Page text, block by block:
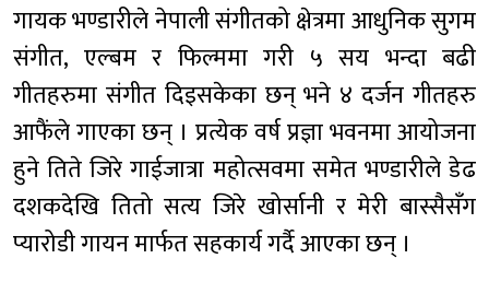
गायक भण्डारीले नेपाली संगीतको क्षेत्रमा आधुनिक सुगम
संगीत, एल्बम र फिल्ममा गरी ५ सय भन्दा बढी
गीतहरुमा संगीत दिइसकेका छन् भने ४ दर्जन गीतहरु
आफैंले गाएका छन् । प्रत्येक वर्ष प्रज्ञा भवनमा आयोजना
हुने तिते जिरे गाईजात्रा महोत्सवमा समेत भण्डारीले डेढ
दशकदेखि तितो सत्य जिरे खोर्सानी र मेरी बास्सैसँग
प्यारोडी गायन मार्फत सहकार्य गर्दै आएका छन् ।